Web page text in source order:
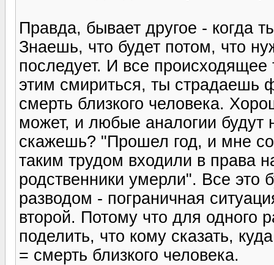
Правда, бывает другое - когда
Знаешь, что будет потом, что
последует. И все
этим смириться, ты страдаешь
смерть близкого человека.
может, и любые аналогии будут
скажешь? "Прошел год, и мне
таким трудом входили в права
родственники умерли". Все это
разводом - пограничная
второй. Потому что для одного
поделить, что кому сказать,
= смерть близкого человека.